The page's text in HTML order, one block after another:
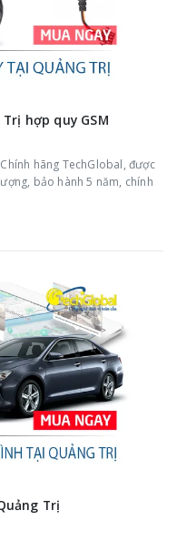
hợp quy GSM
hãng TechGlobal, được
bảo hành 5 năm, chính
Trị